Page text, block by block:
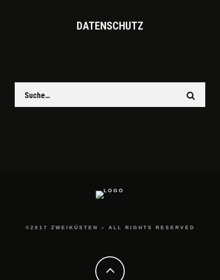
DATEN­SCHUTZ
©2017 ZWEIKÜSTEN – ALL RIGHTS RESERVED